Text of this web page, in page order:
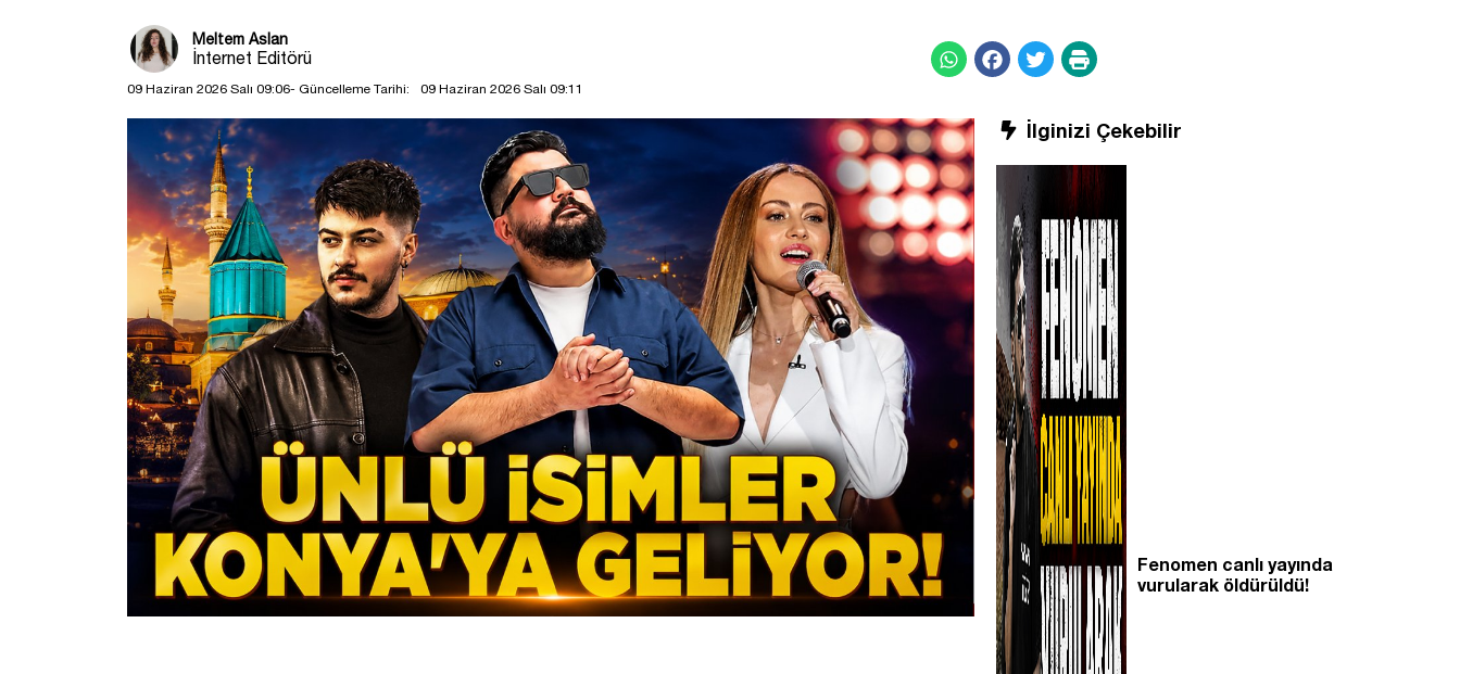
Meltem Aslan
İnternet Editörü
09 Haziran 2026 Salı 09:06- Güncelleme Tarihi: 09 Haziran 2026 Salı 09:11
İlginizi Çekebilir
Fenomen canlı yayında
vurularak öldürüldü!